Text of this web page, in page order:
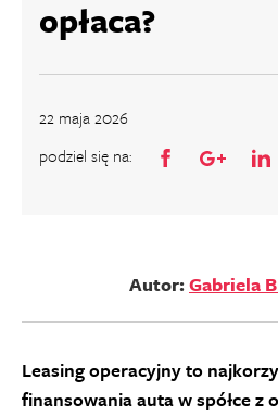
opłaca?
22 maja 2026
podziel się na:
Autor:Gabriela
Leasing operacyjny to
finansowania auta w spółce z